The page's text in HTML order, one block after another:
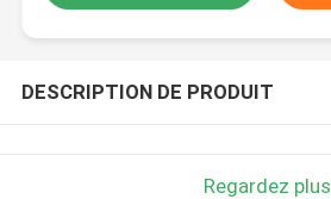
DESCRIPTION DE PRODUIT
Regardez plus